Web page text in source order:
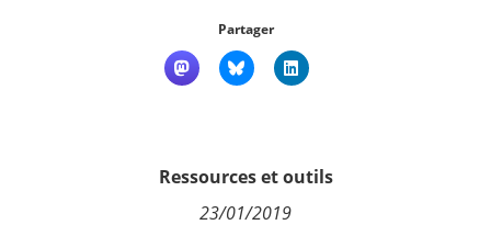
Partager
Ressources et outils
23/01/2019